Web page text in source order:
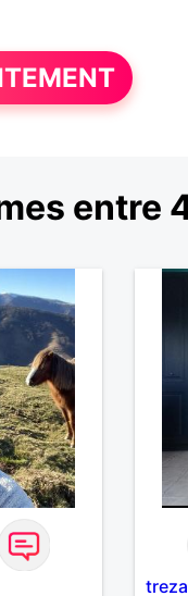
entre